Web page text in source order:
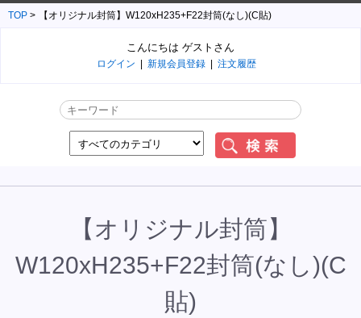
TOP 【オリジナル封筒】W120xH235+F22封筒(なし)(C貼)
こんにちは ゲストさん
ログイン 新規会員登録 注文履歴
【オリジナル封筒】
W120xH235+F22封筒(なし)(C
貼)